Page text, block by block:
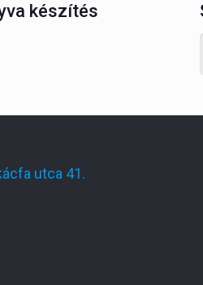
készítés